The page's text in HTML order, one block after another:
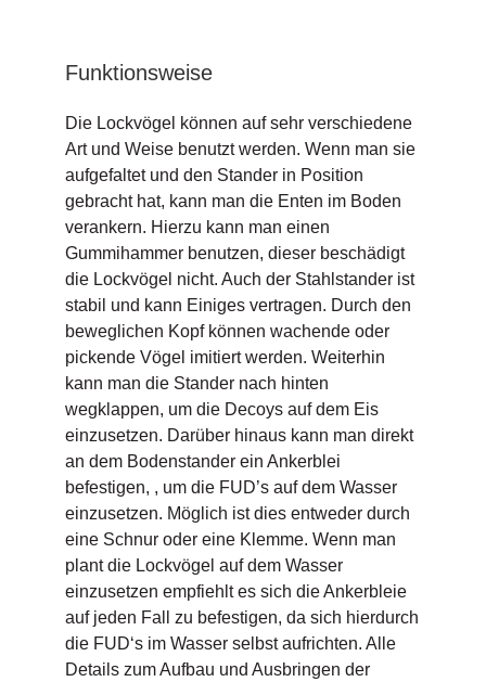
Funktionsweise
Die Lockvögel können auf sehr verschiedene
Art und Weise benutzt werden. Wenn man sie
aufgefaltet und den Stander in Position
gebracht hat, kann man die Enten im Boden
verankern. Hierzu kann man einen
Gummihammer benutzen, dieser beschädigt
die Lockvögel nicht. Auch der Stahlstander ist
stabil und kann Einiges vertragen. Durch den
beweglichen Kopf können wachende oder
pickende Vögel imitiert werden. Weiterhin
kann man die Stander nach hinten
wegklappen, um die Decoys auf dem Eis
einzusetzen. Darüber hinaus kann man direkt
an dem Bodenstander ein Ankerblei
befestigen, , um die FUD’s auf dem Wasser
einzusetzen. Möglich ist dies entweder durch
eine Schnur oder eine Klemme. Wenn man
plant die Lockvögel auf dem Wasser
einzusetzen empfiehlt es sich die Ankerbleie
auf jeden Fall zu befestigen, da sich hierdurch
die FUD‘s im Wasser selbst aufrichten. Alle
Details zum Aufbau und Ausbringen der